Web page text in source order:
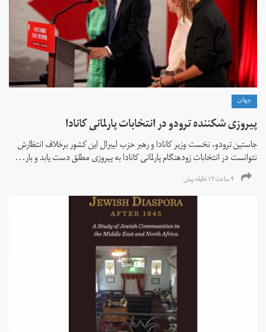
جهان
پیروزی شکننده ترودو در انتخابات پارلمانی کانادا
جاستین ترودو، نخست وزیر کانادا و رهبر حزب لیبرال این کشور برخلاف انتظارش
نتوانست در انتخابات زود‌هنگام پارلمانی کانادا به پیروزی مطلق دست یابد و بار...
۴ ساعت ۱۲ دقیقه پیش